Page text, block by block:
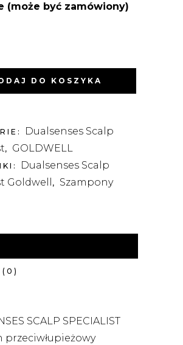
(może być zamówiony)
DO KOSZYKA
Dualsenses Scalp
, GOLDWELL
Dualsenses Scalp
Goldwell
, Szampony
(0)
SCALP SPECIALIST
przeciwłupieżowy